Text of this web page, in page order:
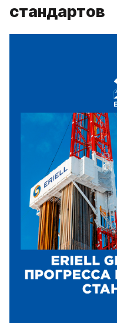
стандартов